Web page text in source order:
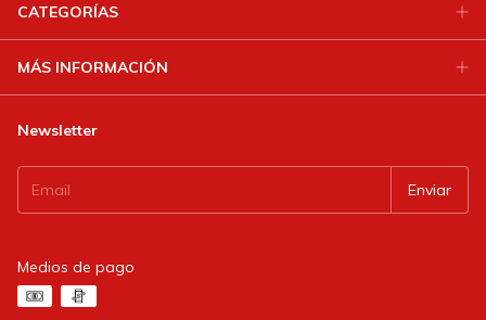
CATEGORÍAS
MÁS INFORMACIÓN
Newsletter
Medios de pago